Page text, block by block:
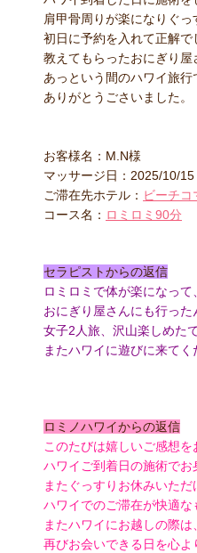
肩甲骨周りが楽になりぐっ
初日に予約を入れて正解で
教えてもらったおにぎり屋
あっという間のハワイ旅行
ありがとうごさいました。
お客様名：M.N様
マッサージ日：2025/10/15
ご滞在先ホテル： ビーチコ
コース名： ロミロミ90分
セラピストからの返信
ロミロミで体が楽になって
おにぎり屋さんにも行った
女子2人旅、沢山楽しめた
またハワイに遊びに来てく
ロミノハワイからの返信
このたびは嬉しいご感想を
ハワイご到着日の施術でお
またぐっすりお休みいただ
ハワイでのご滞在が快適な
またハワイにお越しの際は
再びお会いできる日を心よ